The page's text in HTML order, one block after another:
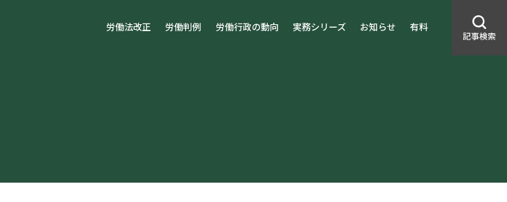
労働法改正 労働判例 労働行政の動向 実務シリーズ お知らせ 有料